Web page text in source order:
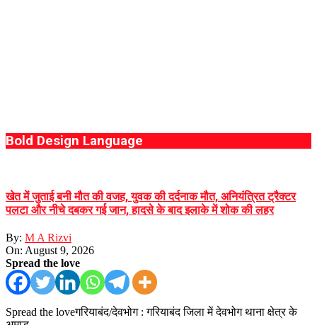
Bold Design Language
खेत में जुताई बनी मौत की वजह, युवक की दर्दनाक मौत, अनियंत्रित ट्रैक्टर
पलटा और नीचे दबकर गई जान, हादसे के बाद इलाके में शोक की लहर
By: M A Rizvi
On: August 9, 2026
Spread the love
Spread the loveगरियाबंद/देवभोग : गरियाबंद जिला में देवभोग थाना क्षेत्र के